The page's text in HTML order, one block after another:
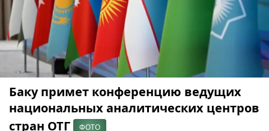
Баку примет конференцию ведущих
национальных аналитических центров
стран ОТГ
ФОТО